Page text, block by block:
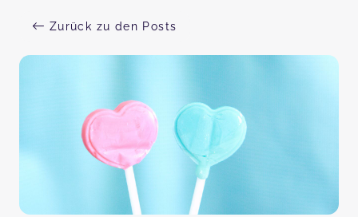
Zurück zu den Posts